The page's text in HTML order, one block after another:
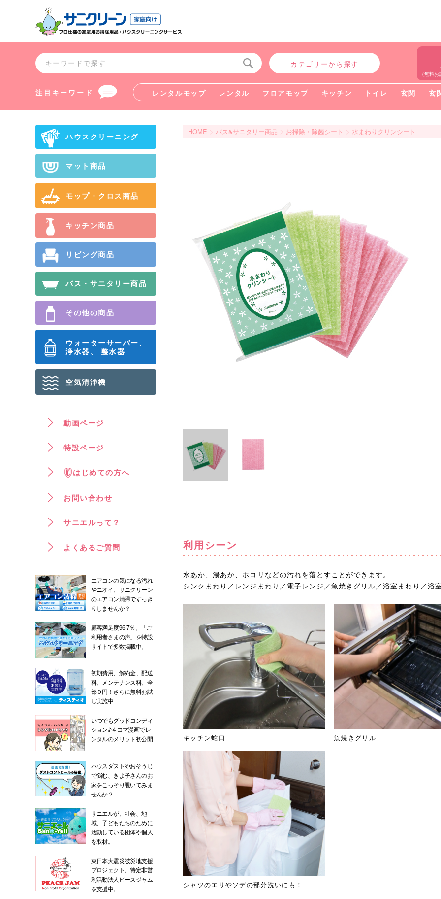
カテゴリーから探す
（無料
注目キーワード レンタルモップ レンタル フロアモップ キッチン トイレ 玄関 玄
HOME > バス&サニタリー商品 > お掃除・除菌シート > 水まわりクリンシート
利用シーン
水あか、湯あか、ホコリなどの汚れを落とすことができます。
シンクまわり／レンジまわり／電子レンジ／魚焼きグリル／浴室まわり／
キッチン蛇口 魚焼きグリル
シャツのエリやソデの部分洗いにも！
ハウスクリーニング
マット商品
モップ・クロス商品
キッチン商品
リビング商品
バス・サニタリー商品
その他の商品
ウォーターサーバー、
浄⽔器、 整⽔器
空気清浄機
動画ページ
特設ページ
はじめての方へ
お問い合わせ
サニエルって？
よくあるご質問
エアコンの気になる汚れ
やニオイ、サニクリーン
のエアコン清掃ですっき
りしませんか？
顧客満足度96.7％。「ご
利用者さまの声」を特設
サイトで多数掲載中。
初期費用、解約金、配送
料、メンテナンス料、全
部０円！さらに無料お試
し実施中
いつでもグッドコンディ
ション♪４コマ漫画でレ
ンタルのメリット初公開
ハウスダストやおそうじ
で悩む、きよ子さんのお
家をこっそり覗いてみま
せんか？
サニエルが、社会、地
域、子どもたちのために
活動している団体や個人
を取材。
東日本大震災被災地支援
プロジェクト。特定非営
利活動法人ピースジャム
を支援中。